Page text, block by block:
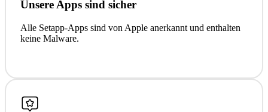
Unsere Apps sind sicher
Alle Setapp-Apps sind von Apple anerkannt und enthalten
keine Malware.